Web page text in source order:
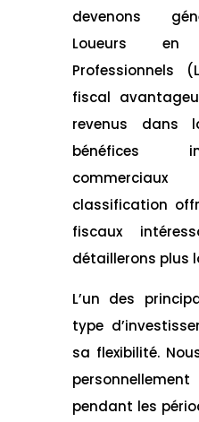
devenons
Loueurs en
Professionnels
fiscal
revenus dans
bénéfices
classification
fiscaux
détaillerons plus
L’un des
type
sa flexibilité.
pendant les